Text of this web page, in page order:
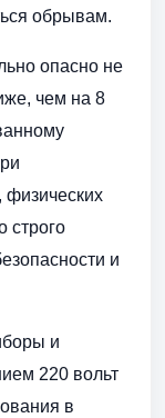
обрывам.
опасно не
чем на 8
физических
строго
и
и
220 вольт
в